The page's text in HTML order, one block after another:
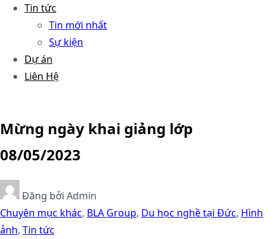
Tin tức
Tin mới nhất
Sự kiện
Dự án
Liên Hệ
Mừng ngày khai giảng lớp
08/05/2023
Đăng bởi Admin
Chuyên mục khác, BLA Group, Du học nghề tại Đức, Hình
ảnh, Tin tức